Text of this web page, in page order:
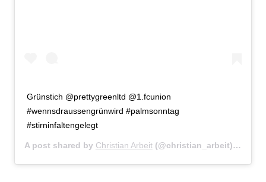
Grünstich @prettygreenltd @1.fcunion
#wennsdraussengrünwird #palmsonntag
#stirninfaltengelegt
A post shared by Christian Arbeit(@christian_arbeit) on